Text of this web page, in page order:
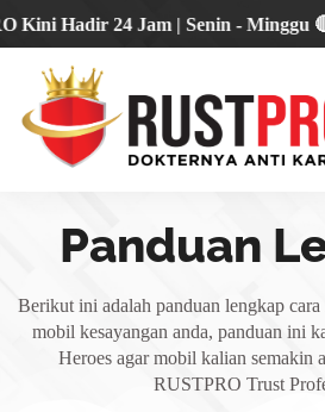
Hadir 24 Jam | Senin - Minggu 🔴
Panduan
Berikut ini adalah panduan lengkap cara
mobil kesayangan anda, panduan ini
Heroes agar mobil kalian semakin
RUSTPRO Trust